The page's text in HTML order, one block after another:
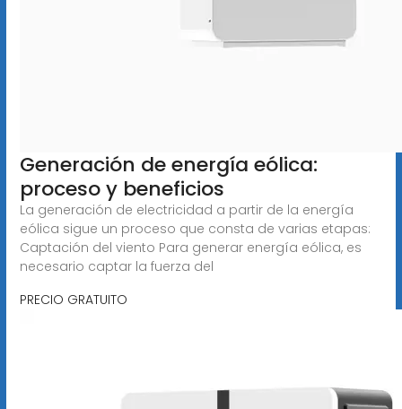
Generación de energía eólica:
proceso y beneficios
La generación de electricidad a partir de la energía
eólica sigue un proceso que consta de varias etapas:
Captación del viento Para generar energía eólica, es
necesario captar la fuerza del
PRECIO GRATUITO